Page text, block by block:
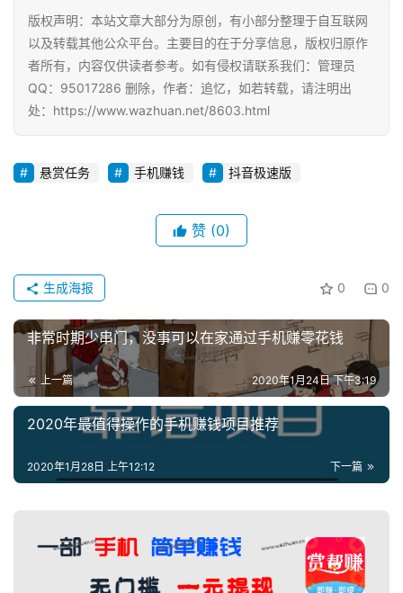
版权声明：本站文章大部分为原创，有小部分整理于自互联网
以及转载其他公众平台。主要目的在于分享信息，版权归原作
者所有，内容仅供读者参考。如有侵权请联系我们：管理员
QQ：95017286 删除，作者：追忆，如若转载，请注明出
处：https://www.wazhuan.net/8603.html
悬赏任务 手机赚钱 抖音极速版
赞 (0)
0 0
生成海报
非常时期少串门，没事可以在家通过手机赚零花钱
上一篇 2020年1月24日 下午3:19
2020年最值得操作的手机赚钱项目推荐
下一篇
2020年1月28日 上午12:12